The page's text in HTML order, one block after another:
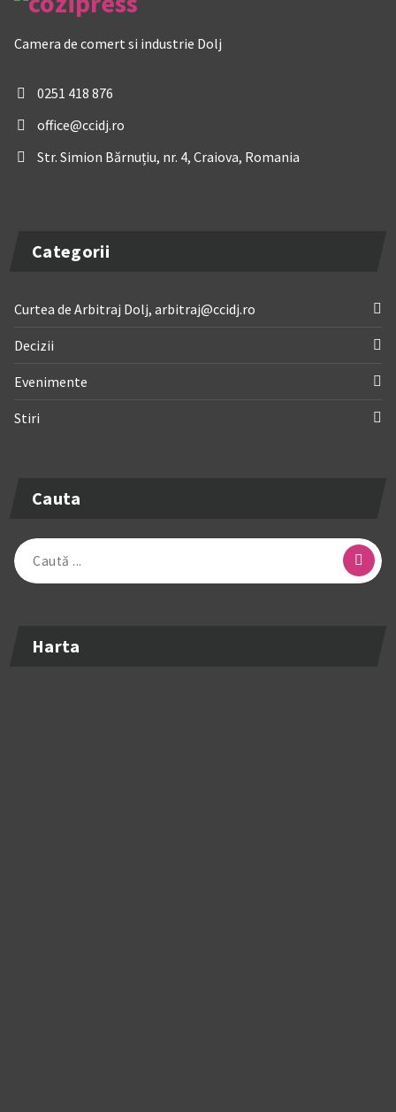
Camera de comert si industrie Dolj
0251 418 876
office@ccidj.ro
Str. Simion Bărnuțiu, nr. 4, Craiova, Romania
Categorii
Curtea de Arbitraj Dolj, arbitraj@ccidj.ro
Decizii
Evenimente
Stiri
Cauta
Caută
după:
Harta